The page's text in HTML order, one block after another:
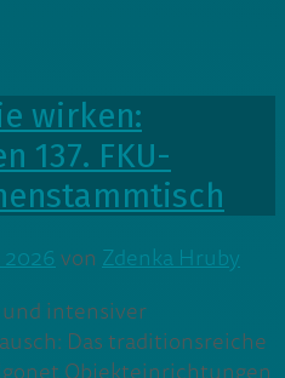
wirken:
137. FKU-
2026von Zdenka Hruby
intensiver
Das traditionsreiche